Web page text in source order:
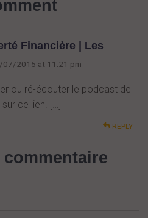
Financière | Les
07/2015 at 11:21 pm
ou ré-écouter le podcast de
sur ce lien. […]
REPLY